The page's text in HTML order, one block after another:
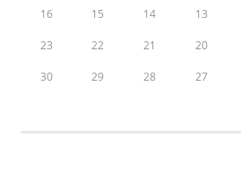
13
14
15
16
20
21
22
23
27
28
29
30